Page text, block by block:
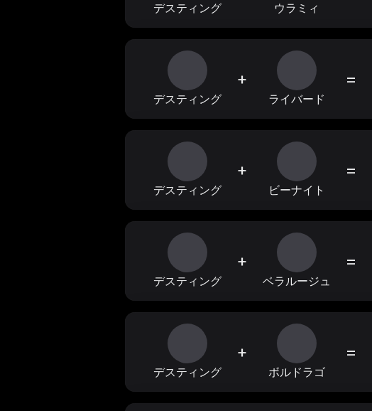
デスティング ウラミィ
デスティング
+
ライバード
=
デスティング
+
ビーナイト
=
デスティング
+
ベラルージュ
=
デスティング
+
ボルドラゴ
=